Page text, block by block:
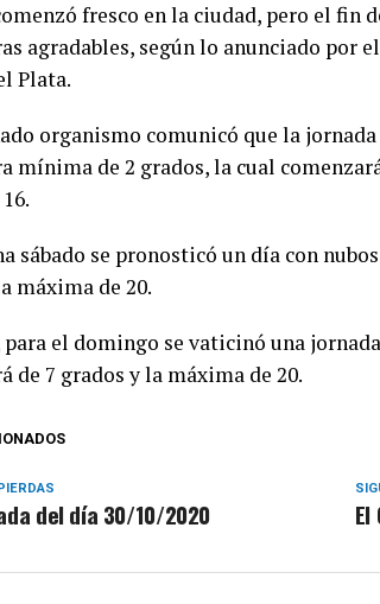
fresco en la ciudad, pero el fin
agradables, según lo anunciado por
Plata.
organismo comunicó que la
mínima de 2 grados, la cual
sábado se pronosticó un día con
máxima de 20.
el domingo se vaticinó una
de 7 grados y la máxima de 20.
del día 30/10/2020